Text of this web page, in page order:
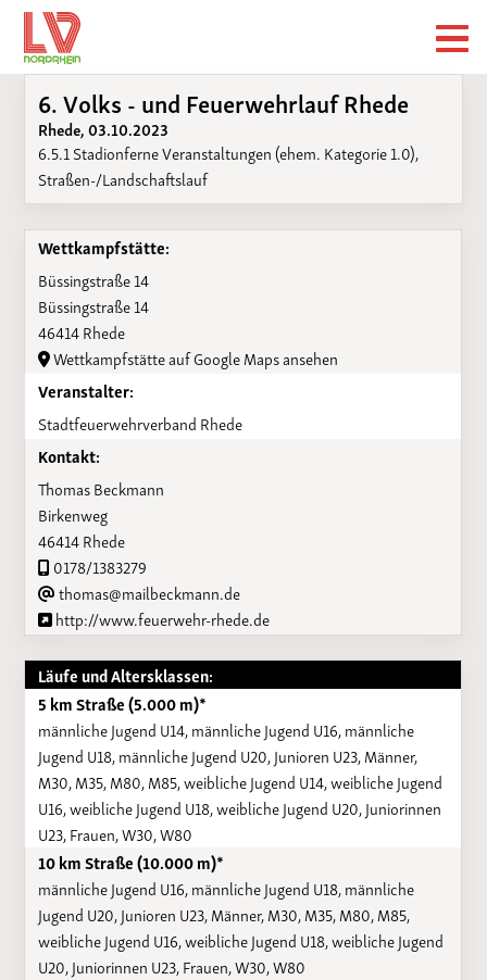
6. Volks - und Feuerwehrlauf Rhede
Rhede, 03.10.2023
6.5.1 Stadionferne Veranstaltungen (ehem. Kategorie 1.0),
Straßen-/Landschaftslauf
Wettkampfstätte:
Büssingstraße 14
Büssingstraße 14
46414 Rhede
Wettkampfstätte auf Google Maps ansehen
Veranstalter:
Stadtfeuerwehrverband Rhede
Kontakt:
Thomas Beckmann
Birkenweg
46414 Rhede
0178/1383279
thomas@mailbeckmann.de
http://www.feuerwehr-rhede.de
Läufe und Altersklassen:
5 km Straße (5.000 m)*
männliche Jugend U14, männliche Jugend U16, männliche
Jugend U18, männliche Jugend U20, Junioren U23, Männer,
M30, M35, M80, M85, weibliche Jugend U14, weibliche Jugend
U16, weibliche Jugend U18, weibliche Jugend U20, Juniorinnen
U23, Frauen, W30, W80
10 km Straße (10.000 m)*
männliche Jugend U16, männliche Jugend U18, männliche
Jugend U20, Junioren U23, Männer, M30, M35, M80, M85,
weibliche Jugend U16, weibliche Jugend U18, weibliche Jugend
U20, Juniorinnen U23, Frauen, W30, W80